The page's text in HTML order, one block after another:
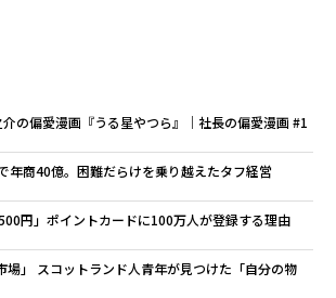
の偏愛漫画『うる星やつら』｜社長の偏愛漫画 #1
年商40億。困難だらけを乗り越えたタフ経営
円」ポイントカードに100万人が登録する理由
場」 スコットランド人青年が見つけた「自分の物